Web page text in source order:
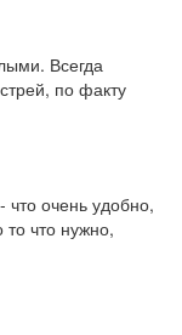
Всегда
по факту
что очень удобно,
что нужно,